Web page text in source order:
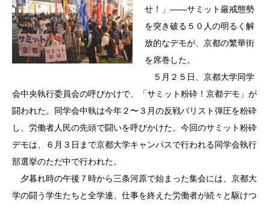
せ！」――サミット厳戒態勢
を突き破る５０人の明るく解
放的なデモが、京都の繁華街
を席巻した。
５月２５日、京都大学同学
会中央執行委員会の呼びかけで、「サミット粉砕！京都デモ」が
闘われた。同学会中執は今年２〜３月の反戦バリスト弾圧を粉砕
し、労働者人民の先頭で闘いを呼びかけた。今回のサミット粉砕
デモは、６月３日まで京都大学キャンパスで行われる同学会執行
部選挙のただ中で行われた。
夕暮れ時の午後７時から三条河原で始まった集会には、京都大
学の闘う学生たちと全学連、仕事を終えた労働者が続々と駆けつ